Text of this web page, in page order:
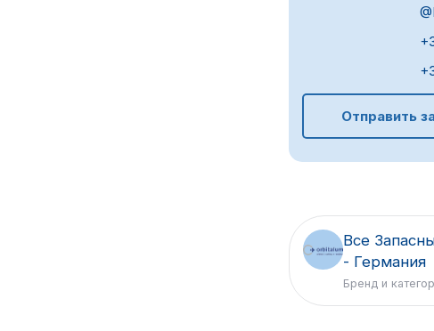
Отправить
Все
- Германия
Бренд и